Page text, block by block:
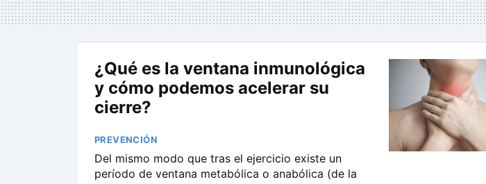
¿Qué es la ventana inmunológica
y cómo podemos acelerar su
cierre?
PREVENCIÓN
Del mismo modo que tras el ejercicio existe un
período de ventana metabólica o anabólica (de la